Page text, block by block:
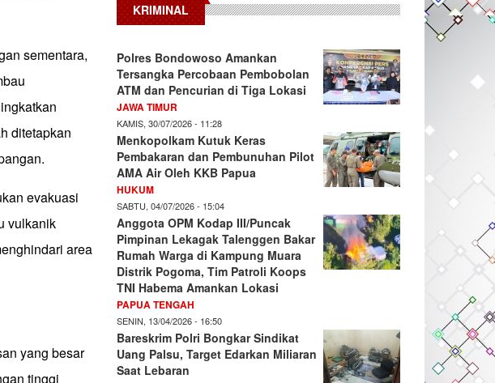
sementara,
ditetapkan
evakuasi
vulkanik
area
yang besar
tinggi
KRIMINAL
Polres Bondowoso Amankan
Tersangka Percobaan Pembobolan
ATM dan Pencurian di Tiga Lokasi
JAWA TIMUR
KAMIS, 30/07/2026 - 11:28
Menkopolkam Kutuk Keras
Pembakaran dan Pembunuhan Pilot
AMA Air Oleh KKB Papua
HUKUM
SABTU, 04/07/2026 - 15:04
Anggota OPM Kodap III/Puncak
Pimpinan Lekagak Talenggen Bakar
Rumah Warga di Kampung Muara
Distrik Pogoma, Tim Patroli Koops
TNI Habema Amankan Lokasi
PAPUA TENGAH
SENIN, 13/04/2026 - 16:50
Bareskrim Polri Bongkar Sindikat
Uang Palsu, Target Edarkan Miliaran
Saat Lebaran